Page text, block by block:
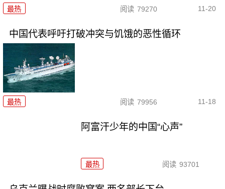
最热 阅读 79270 11-20
中国代表呼吁打破冲突与饥饿的恶性循环
最热 阅读 79956 11-18
阿富汗少年的中国“心声”
最热 阅读 93701